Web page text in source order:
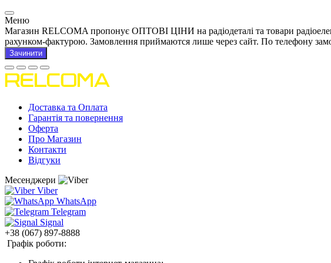
Меню
Магазин RELCOMA пропонує ОПТОВІ ЦІНИ на радіодеталі та товари
рахунком-фактурою. Замовлення приймаются лише через сайт. По телефону
Зачинити
Доставка та Оплата
Гарантія та повернення
Оферта
Про Магазин
Контакти
Відгуки
Месенджери
Viber
WhatsApp
Telegram
Signal
+38 (067) 897-8888
Графік роботи: